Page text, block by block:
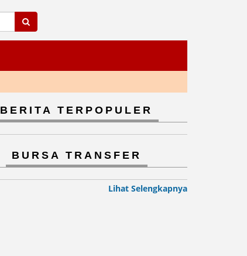
BERITA TERPOPULER
BURSA TRANSFER
Lihat Selengkapnya